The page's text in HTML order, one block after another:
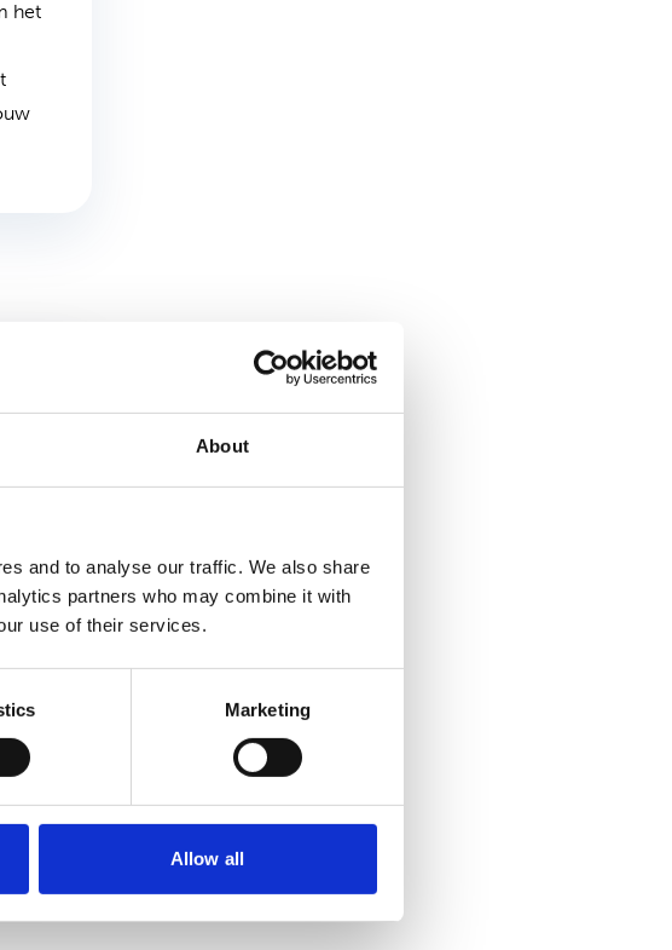
About
and to analyse our traffic. We also share
partners who may combine it with
use of their services.
Marketing
Allow all
het
je